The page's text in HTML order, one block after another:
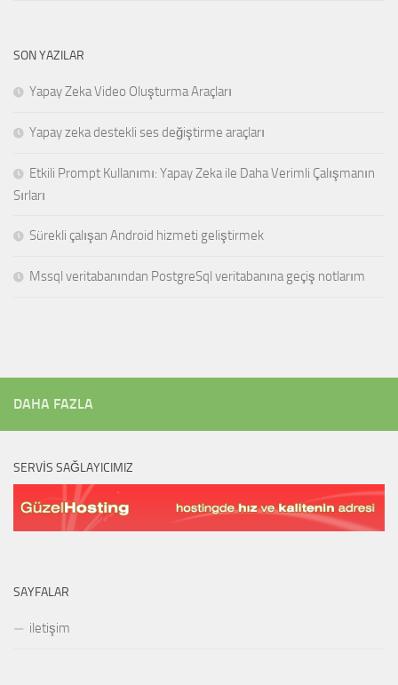
SON YAZILAR
Yapay Zeka Video Oluşturma Araçları
Yapay zeka destekli ses değiştirme araçları
Etkili Prompt Kullanımı: Yapay Zeka ile Daha Verimli Çalışmanın
Sırları
Sürekli çalışan Android hizmeti geliştirmek
Mssql veritabanından PostgreSql veritabanına geçiş notlarım
DAHA FAZLA
SERVIS SAĞLAYICIMIZ
SAYFALAR
iletişim